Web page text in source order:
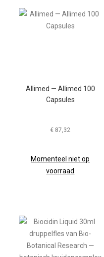
Allimed — Allimed 100
Capsules
€ 87,32
Momenteel niet op
voorraad